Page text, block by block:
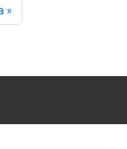
»